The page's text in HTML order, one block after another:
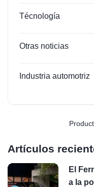
Técnología
Otras noticias
Industria automotriz
Artículos
El
a la